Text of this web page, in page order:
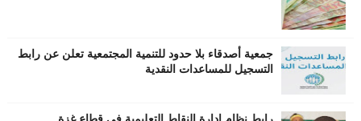
جمعية أصدقاء بلا حدود للتنمية المجتمعية تعلن عن رابط
التسجيل للمساعدات النقدية